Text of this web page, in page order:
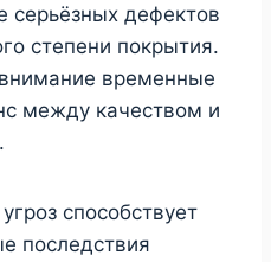
серьёзных дефектов
степени покрытия.
временные
между качеством и
способствует
последствия